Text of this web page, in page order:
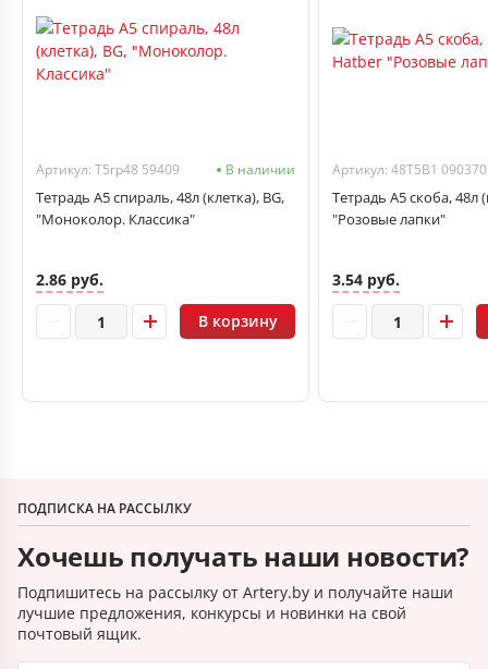
Артикул: Т5гр48 59409 В наличии
Тетрадь А5 спираль, 48л (клетка), BG,
"Моноколор. Классика"
2.86 руб.
В корзину
Артикул: 48Т5В1 090370
Тетрадь А5 скоба, 48л
"Розовые лапки"
3.54 руб.
ПОДПИСКА НА РАССЫЛКУ
Хочешь получать наши новости?
Подпишитесь на рассылку от Artery.by и получайте наши
лучшие предложения, конкурсы и новинки на свой
почтовый ящик.